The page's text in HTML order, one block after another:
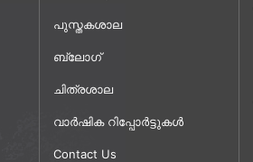
പുസ്തകശാല
ബ്ലോഗ്
ചിത്രശാല
വാർഷിക റിപ്പോർട്ടുകൾ
Contact Us